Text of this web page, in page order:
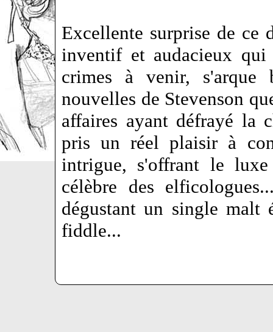
Excellente surprise de ce
inventif et audacieux qui
crimes à venir, s'arque
nouvelles de Stevenson
affaires ayant défrayé la
pris un réel plaisir à
intrigue, s'offrant le
célèbre des
dégustant un single malt
fiddle...